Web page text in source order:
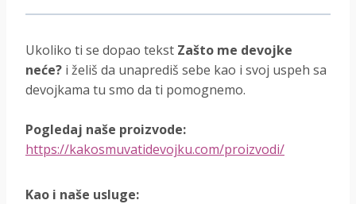
Ukoliko ti se dopao tekst Zašto me devojke
neće? i želiš da unaprediš sebe kao i svoj uspeh sa
devojkama tu smo da ti pomognemo.
Pogledaj naše proizvode:
https://kakosmuvatidevojku.com/proizvodi/
Kao i naše usluge: